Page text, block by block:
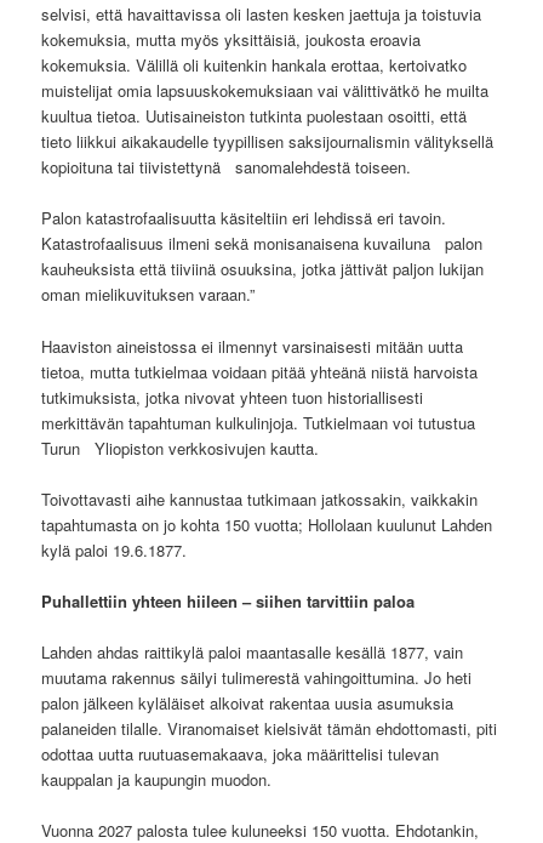
selvisi, että havaittavissa oli lasten kesken jaettuja ja toistuvia
kokemuksia, mutta myös yksittäisiä, joukosta eroavia
kokemuksia. Välillä oli kuitenkin hankala erottaa, kertoivatko
muistelijat omia lapsuuskokemuksiaan vai välittivätkö he muilta
kuultua tietoa. Uutisaineiston tutkinta puolestaan osoitti, että
tieto liikkui aikakaudelle tyypillisen saksijournalismin välityksellä
kopioituna tai tiivistettynä sanomalehdestä toiseen.
Palon katastrofaalisuutta käsiteltiin eri lehdissä eri tavoin.
Katastrofaalisuus ilmeni sekä monisanaisena kuvailuna palon
kauheuksista että tiiviinä osuuksina, jotka jättivät paljon lukijan
oman mielikuvituksen varaan.”
Haaviston aineistossa ei ilmennyt varsinaisesti mitään uutta
tietoa, mutta tutkielmaa voidaan pitää yhteänä niistä harvoista
tutkimuksista, jotka nivovat yhteen tuon historiallisesti
merkittävän tapahtuman kulkulinjoja. Tutkielmaan voi tutustua
Turun Yliopiston verkkosivujen kautta.
Toivottavasti aihe kannustaa tutkimaan jatkossakin, vaikkakin
tapahtumasta on jo kohta 150 vuotta; Hollolaan kuulunut Lahden
kylä paloi 19.6.1877.
Puhallettiin yhteen hiileen – siihen tarvittiin paloa
Lahden ahdas raittikylä paloi maantasalle kesällä 1877, vain
muutama rakennus säilyi tulimerestä vahingoittumina. Jo heti
palon jälkeen kyläläiset alkoivat rakentaa uusia asumuksia
palaneiden tilalle. Viranomaiset kielsivät tämän ehdottomasti, piti
odottaa uutta ruutuasemakaava, joka määrittelisi tulevan
kauppalan ja kaupungin muodon.
Vuonna 2027 palosta tulee kuluneeksi 150 vuotta. Ehdotankin,